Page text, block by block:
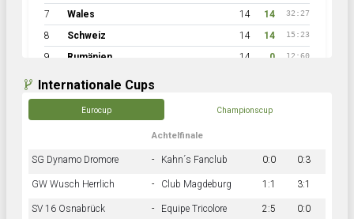
7 Wales 14 14 32:27
8 Schweiz 14 14 15:23
9 Rumänien 14 0 12:60
Internationale Cups
Eurocup Championscup
Achtelfinale
SG Dynamo Dromore - Kahn´s Fanclub 0:0 0:3
GW Wusch Herrlich - Club Magdeburg 1:1 3:1
SV 16 Osnabrück - Equipe Tricolore 2:5 0:0